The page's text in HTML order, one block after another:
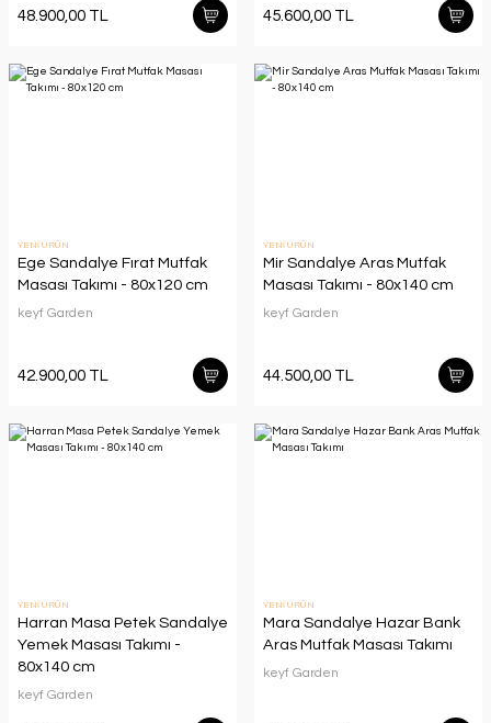
48.900,00 TL 45.600,00 TL
YENİ ÜRÜN
Ege Sandalye Fırat Mutfak
Masası Takımı - 80x120 cm
keyf Garden
42.900,00 TL
YENİ ÜRÜN
Mir Sandalye Aras Mutfak
Masası Takımı - 80x140 cm
keyf Garden
44.500,00 TL
YENİ ÜRÜN
Harran Masa Petek Sandalye
Yemek Masası Takımı -
80x140 cm
keyf Garden
YENİ ÜRÜN
Mara Sandalye Hazar Bank
Aras Mutfak Masası Takımı
keyf Garden